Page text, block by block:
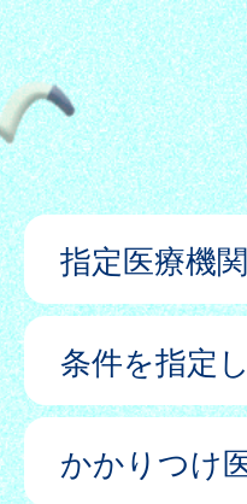
指定医療機
条件を指定
かかりつけ